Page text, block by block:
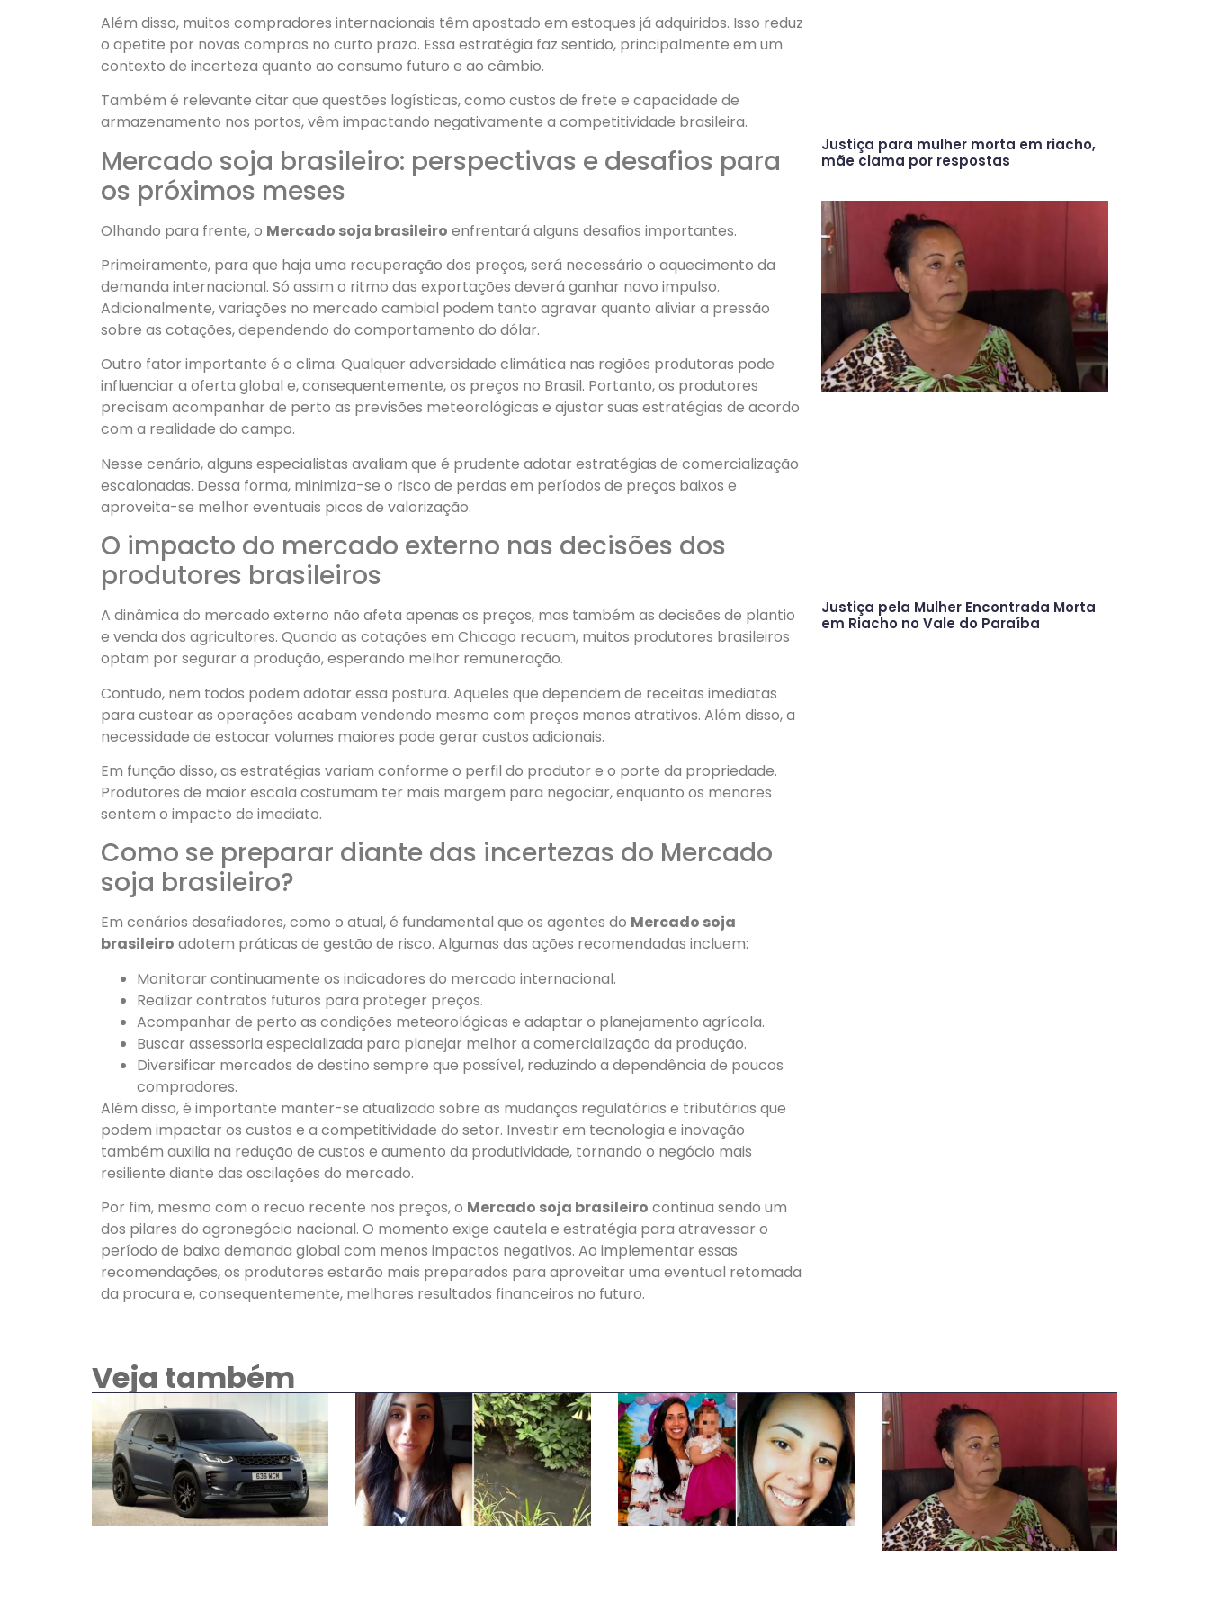
Além disso, muitos compradores internacionais têm apostado em estoques já adquiridos. Isso reduz
o apetite por novas compras no curto prazo. Essa estratégia faz sentido, principalmente em um
contexto de incerteza quanto ao consumo futuro e ao câmbio.
Também é relevante citar que questões logísticas, como custos de frete e capacidade de
armazenamento nos portos, vêm impactando negativamente a competitividade brasileira.
Mercado soja brasileiro: perspectivas e desafios para
os próximos meses
Olhando para frente, o Mercado soja brasileiro enfrentará alguns desafios importantes.
Primeiramente, para que haja uma recuperação dos preços, será necessário o aquecimento da
demanda internacional. Só assim o ritmo das exportações deverá ganhar novo impulso.
Adicionalmente, variações no mercado cambial podem tanto agravar quanto aliviar a pressão
sobre as cotações, dependendo do comportamento do dólar.
Outro fator importante é o clima. Qualquer adversidade climática nas regiões produtoras pode
influenciar a oferta global e, consequentemente, os preços no Brasil. Portanto, os produtores
precisam acompanhar de perto as previsões meteorológicas e ajustar suas estratégias de acordo
com a realidade do campo.
Nesse cenário, alguns especialistas avaliam que é prudente adotar estratégias de comercialização
escalonadas. Dessa forma, minimiza-se o risco de perdas em períodos de preços baixos e
aproveita-se melhor eventuais picos de valorização.
O impacto do mercado externo nas decisões dos
produtores brasileiros
A dinâmica do mercado externo não afeta apenas os preços, mas também as decisões de plantio
e venda dos agricultores. Quando as cotações em Chicago recuam, muitos produtores brasileiros
optam por segurar a produção, esperando melhor remuneração.
Contudo, nem todos podem adotar essa postura. Aqueles que dependem de receitas imediatas
para custear as operações acabam vendendo mesmo com preços menos atrativos. Além disso, a
necessidade de estocar volumes maiores pode gerar custos adicionais.
Em função disso, as estratégias variam conforme o perfil do produtor e o porte da propriedade.
Produtores de maior escala costumam ter mais margem para negociar, enquanto os menores
sentem o impacto de imediato.
Como se preparar diante das incertezas do Mercado
soja brasileiro?
Em cenários desafiadores, como o atual, é fundamental que os agentes do Mercado soja
brasileiro adotem práticas de gestão de risco. Algumas das ações recomendadas incluem:
Monitorar continuamente os indicadores do mercado internacional.
Realizar contratos futuros para proteger preços.
Acompanhar de perto as condições meteorológicas e adaptar o planejamento agrícola.
Buscar assessoria especializada para planejar melhor a comercialização da produção.
Diversificar mercados de destino sempre que possível, reduzindo a dependência de poucos
compradores.
Além disso, é importante manter-se atualizado sobre as mudanças regulatórias e tributárias que
podem impactar os custos e a competitividade do setor. Investir em tecnologia e inovação
também auxilia na redução de custos e aumento da produtividade, tornando o negócio mais
resiliente diante das oscilações do mercado.
Por fim, mesmo com o recuo recente nos preços, o Mercado soja brasileiro continua sendo um
dos pilares do agronegócio nacional. O momento exige cautela e estratégia para atravessar o
período de baixa demanda global com menos impactos negativos. Ao implementar essas
recomendações, os produtores estarão mais preparados para aproveitar uma eventual retomada
da procura e, consequentemente, melhores resultados financeiros no futuro.
Justiça para mulher morta em riacho,
mãe clama por respostas
Justiça pela Mulher Encontrada Morta
em Riacho no Vale do Paraíba
Veja também